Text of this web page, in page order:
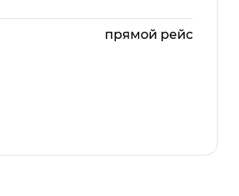
прямой рейс